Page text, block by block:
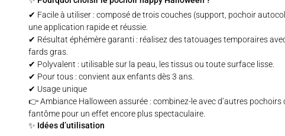
✔ Facile à utiliser : composé de trois couches (support, pochoir
une application rapide et réussie.
✔ Résultat éphémère garanti : réalisez des tatouages temporaires
fards gras.
✔ Polyvalent : utilisable sur la peau, les tissus ou toute surface lisse.
✔ Pour tous : convient aux enfants dès 3 ans.
✔ Usage unique
👉 Ambiance Halloween assurée : combinez-le avec d’autres pochoirs
fantômepour un effet encore plus spectaculaire.
✨ Idées d’utilisation